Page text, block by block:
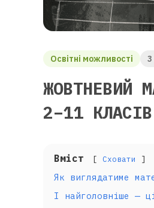
Освітні можливості 3
ЖОВТНЕВИЙ
2–11 КЛАСІВ
Вміст Сховати
Як виглядатиме
І найголовніше —